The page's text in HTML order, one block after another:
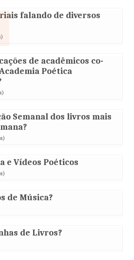
falando de diversos
de acadêmicos co-
Poética
Semanal dos livros mais
e Vídeos Poéticos
de Música?
de Livros?